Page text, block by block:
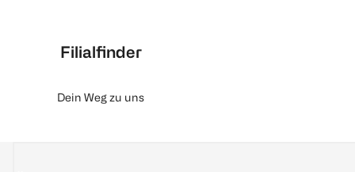
Filialfinder
Dein Weg zu uns